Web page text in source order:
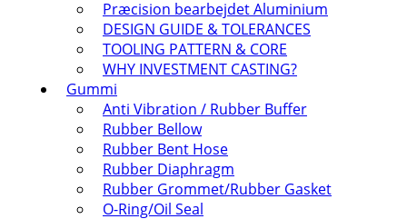
Præcision bearbejdet Aluminium
DESIGN GUIDE & TOLERANCES
TOOLING PATTERN & CORE
WHY INVESTMENT CASTING?
Gummi
Anti Vibration / Rubber Buffer
Rubber Bellow
Rubber Bent Hose
Rubber Diaphragm
Rubber Grommet/Rubber Gasket
O-Ring/Oil Seal